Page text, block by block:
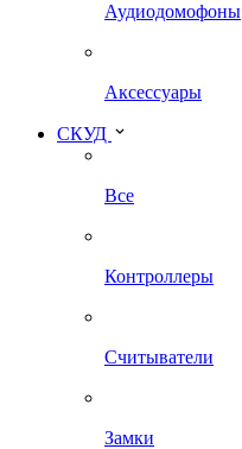
Аудиодомофоны
Аксессуары
СКУД
Все
Контроллеры
Считыватели
Замки